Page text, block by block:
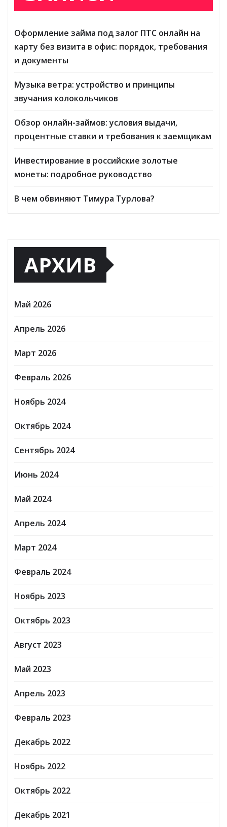
Оформление займа под залог ПТС онлайн на
карту без визита в офис: порядок, требования
и документы
Музыка ветра: устройство и принципы
звучания колокольчиков
Обзор онлайн-займов: условия выдачи,
процентные ставки и требования к заемщикам
Инвестирование в российские золотые
монеты: подробное руководство
В чем обвиняют Тимура Турлова?
АРХИВ
Май 2026
Апрель 2026
Март 2026
Февраль 2026
Ноябрь 2024
Октябрь 2024
Сентябрь 2024
Июнь 2024
Май 2024
Апрель 2024
Март 2024
Февраль 2024
Ноябрь 2023
Октябрь 2023
Август 2023
Май 2023
Апрель 2023
Февраль 2023
Декабрь 2022
Ноябрь 2022
Октябрь 2022
Декабрь 2021